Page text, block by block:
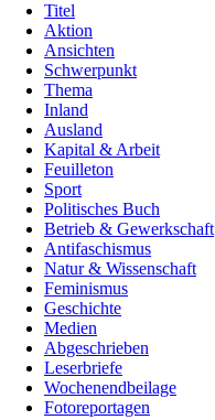
Titel
Aktion
Ansichten
Schwerpunkt
Thema
Inland
Ausland
Kapital & Arbeit
Feuilleton
Sport
Politisches Buch
Betrieb & Gewerkschaft
Antifaschismus
Natur & Wissenschaft
Feminismus
Geschichte
Medien
Abgeschrieben
Leserbriefe
Wochenendbeilage
Fotoreportagen